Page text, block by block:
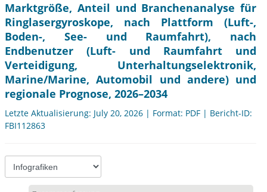
Marktgröße, Anteil und Branchenanalyse für
Ringlasergyroskope, nach Plattform (Luft-,
Boden-, See- und Raumfahrt), nach
Endbenutzer (Luft- und Raumfahrt und
Verteidigung, Unterhaltungselektronik,
Marine/Marine, Automobil und andere) und
regionale Prognose, 2026–2034
Letzte Aktualisierung: July 20, 2026 | Format: PDF | Bericht-ID:
FBI112863